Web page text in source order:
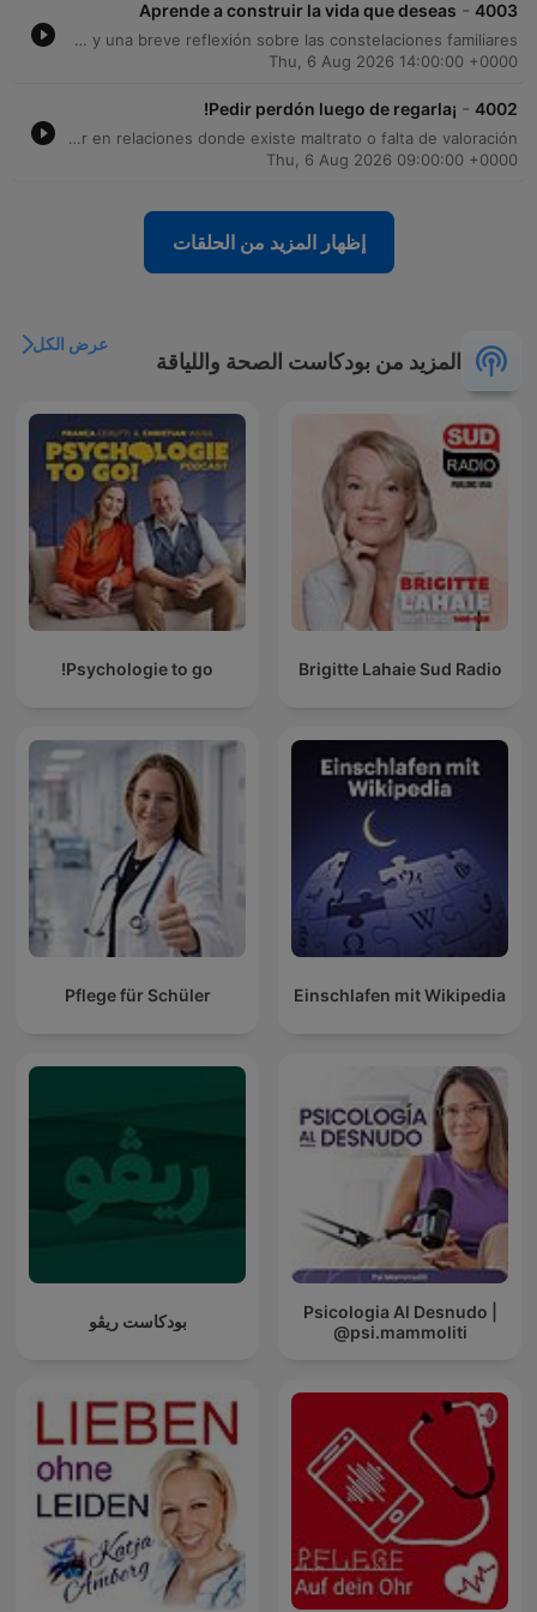
4003
-
Aprende a construir la vida que deseas
César Lozano explora las raíces de la inseguridad personal, analizando cómo la infancia, las críticas y la comparación en redes sociales afectan nuestra confianza. A través de interacciones con la audiencia, se aborda la importancia del autoconocimiento y el valor de actuar a pesar del miedo. El episodio incluye una entrevista con Paulina Greenham sobre su libro 'Superviviendo', donde se reflexiona sobre la importancia de no conformarse y superar la cultura del sacrificio. El programa concluye con saludos internacionales, anuncios de eventos y una breve reflexión sobre las constelaciones familiares.
Thu, 6 Aug 2026 14:00:00 +0000
4002
-
¡Pedir perdón luego de regarla!
En este episodio de El Chal con Pausazo, la conductora inicia con un llamado a la acción para apoyar su nominación como Mejor Podcast del Año en los Premios Juventud. El programa incluye una sección de interacciones con la audiencia, recibiendo saludos desde diversas ciudades de Estados Unidos como Kansas City, Detroit y Chicago. Dentro de la sección Pregúntale a César, se aborda una consulta sobre cómo actuar ante personas que han causado daño emocional. El Dr. César Lozano ofrece su perspectiva sobre el establecimiento de límites personales y la importancia de no permanecer en relaciones donde existe maltrato o falta de valoración.
Thu, 6 Aug 2026 09:00:00 +0000
إظهار المزيد من الحلقات
المزيد من بودكاست الصحة واللياقة
عرض الكل
Brigitte Lahaie Sud Radio
Psychologie to go!
Einschlafen mit Wikipedia
Pflege für Schüler
Psicologia Al Desnudo |
@psi.mammoliti
بودكاست ريڤو